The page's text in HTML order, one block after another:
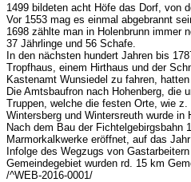
1499 bildeten acht Höfe das Dorf, von
Vor 1553 mag es einmal abgebrannt
1698 zählte man in Holenbrunn immer
37 Jährlinge und 56 Schafe.
In den nächsten hundert Jahren bis
Tropfhaus, einem Hirthaus und der
Kastenamt Wunsiedel zu fahren,
Die Amtsbaufron nach Hohenberg, die
Truppen, welche die festen Orte, wie
Wintersberg und Wintersreuth wurde in
Nach dem Bau der
Marmorkalkwerke eröffnet, auf das
Infolge des Wegzugs von
Gemeindegebiet wurden rd. 15 km
/^WEB-2016-0001/